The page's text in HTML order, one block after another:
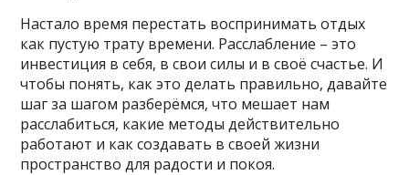
Настало время перестать воспринимать отдых
как пустую трату времени. Расслабление – это
инвестиция в себя, в свои силы и в своё счастье. И
чтобы понять, как это делать правильно, давайте
шаг за шагом разберёмся, что мешает нам
расслабиться, какие методы действительно
работают и как создавать в своей жизни
пространство для радости и покоя.